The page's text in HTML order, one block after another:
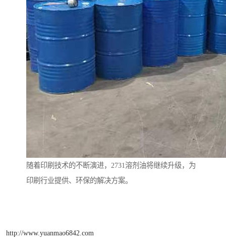
随着印刷技术的不断演进，2731溶剂油将继续升级，为
印刷行业提供、环保的解决方案。
http://www.yuanmao6842.com